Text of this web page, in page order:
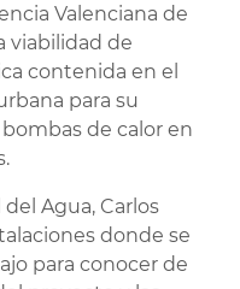
Valenciana de
viabilidad de
contenida en el
para su
de calor en
Agua, Carlos
donde se
para conocer de